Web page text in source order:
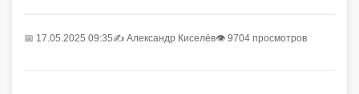
📅 17.05.2025 09:35✍️ Александр Киселёв👁 9704 просмотров